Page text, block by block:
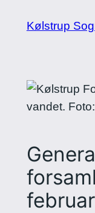
Kølstrup
februar